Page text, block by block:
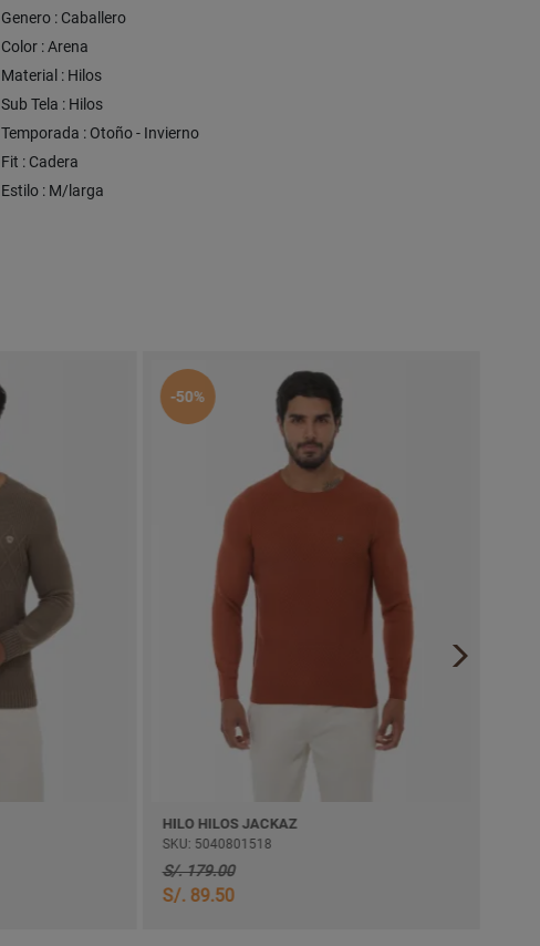
Genero : Caballero
Color : Arena
Material : Hilos
Sub Tela : Hilos
Temporada : Otoño - Invierno
Fit : Cadera
Estilo : M/larga
-50%
HILO HILOS JACKAZ
SKU: 5040801518
S/. 179.00
S/. 89.50